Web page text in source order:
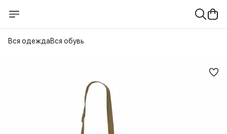
Вся одеждаВся обувь